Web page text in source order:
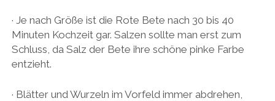
· Je nach Größe ist die Rote Bete nach 30 bis 40
Minuten Kochzeit gar. Salzen sollte man erst zum
Schluss, da Salz der Bete ihre schöne pinke Farbe
entzieht.
· Blätter und Wurzeln im Vorfeld immer abdrehen,